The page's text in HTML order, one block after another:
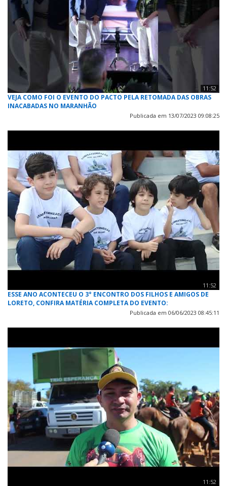
11:52
VEJA COMO FOI O EVENTO DO PACTO PELA RETOMADA DAS OBRAS
INACABADAS NO MARANHÃO
Publicada em 13/07/2023 09:08:25
11:52
ESSE ANO ACONTECEU O 3° ENCONTRO DOS FILHOS E AMIGOS DE
LORETO, CONFIRA MATÉRIA COMPLETA DO EVENTO:
Publicada em 06/06/2023 08:45:11
11:52